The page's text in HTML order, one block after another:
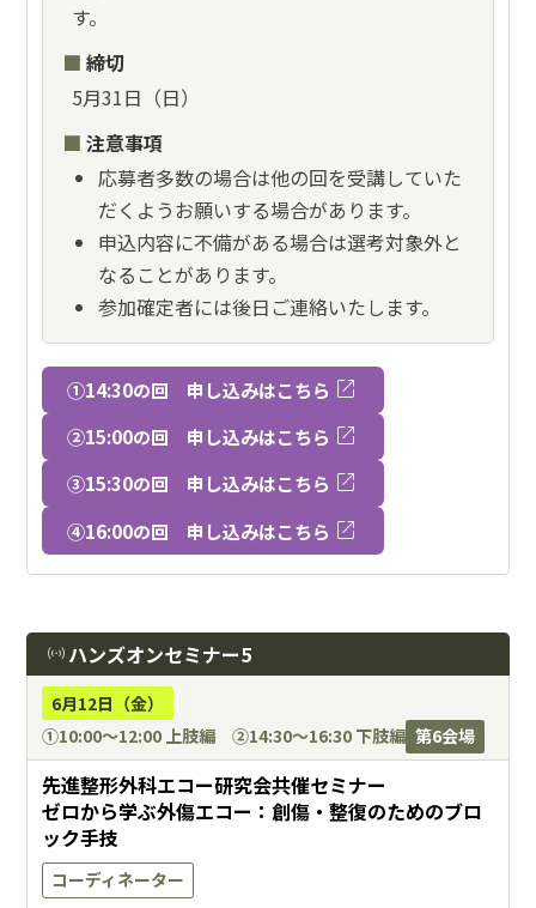
す。
締切
5月31日（日）
注意事項
応募者多数の場合は他の回を受講していた
だくようお願いする場合があります。
申込内容に不備がある場合は選考対象外と
なることがあります。
参加確定者には後日ご連絡いたします。
①14:30の回 申し込みはこちら open_in_new
②15:00の回 申し込みはこちら open_in_new
③15:30の回 申し込みはこちら open_in_new
④16:00の回 申し込みはこちら open_in_new
sensorsハンズオンセミナー5
6月12日（金）
①10:00〜12:00 上肢編 ②14:30〜16:30 下肢編 第6会場
先進整形外科エコー研究会共催セミナー
ゼロから学ぶ外傷エコー：創傷・整復のためのブロ
ック手技
コーディネーター